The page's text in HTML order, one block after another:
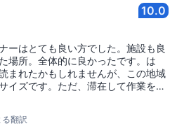
10.0
ーはとても良い方でした。施設も良
場所。全体的に良かったです。は
まれたかもしれませんが、この地域
イズです。ただ、滞在して作業を快
翻訳